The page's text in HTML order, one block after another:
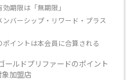
期限は「無期限」
ンバーシップ・リワード・プラス
ポイントは本会員に合算される
ールドプリファードのポイント
加盟店